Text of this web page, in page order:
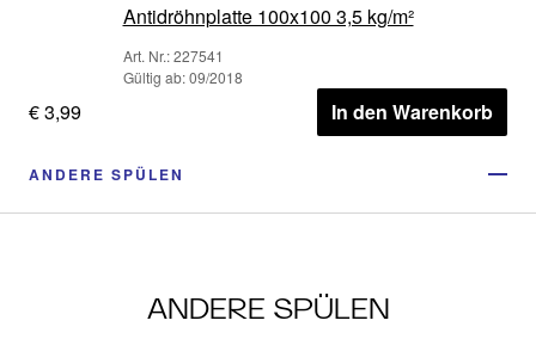
Antidröhnplatte 100x100 3,5 kg/m²
Art. Nr.: 227541
Gültig ab: 09/2018
€ 3,99 In den Warenkorb
ANDERE SPÜLEN
ANDERE SPÜLEN